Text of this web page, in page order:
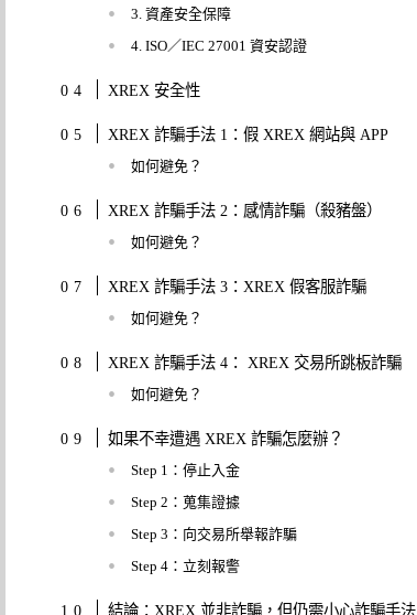
3. 資產安全保障
4. ISO／IEC 27001 資安認證
XREX 安全性
XREX 詐騙手法 1：假 XREX 網站與 APP
如何避免？
XREX 詐騙手法 2：感情詐騙（殺豬盤）
如何避免？
XREX 詐騙手法 3：XREX 假客服詐騙
如何避免？
XREX 詐騙手法 4： XREX 交易所跳板詐騙
如何避免？
如果不幸遭遇 XREX 詐騙怎麼辦？
Step 1：停止入金
Step 2：蒐集證據
Step 3：向交易所舉報詐騙
Step 4：立刻報警
結論：XREX 並非詐騙，但仍需小心詐騙手法